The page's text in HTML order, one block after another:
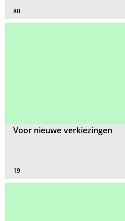
80
Voor nieuwe verkiezingen
19